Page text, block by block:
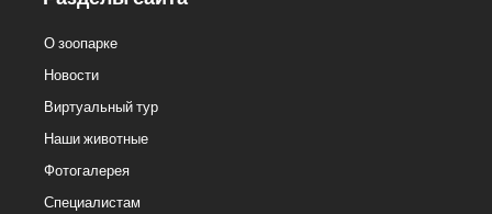
О зоопарке
Новости
Виртуальный тур
Наши животные
Фотогалерея
Специалистам